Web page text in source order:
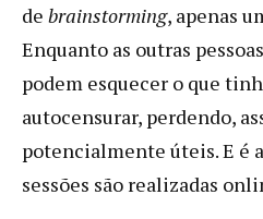
de brainstorming, apenas
Enquanto as outras
podem esquecer o que
autocensurar, perdendo,
potencialmente úteis. E é
sessões são realizadas